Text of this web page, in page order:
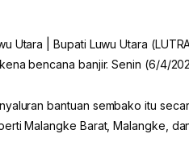
Utara | Bupati Luwu Utara
bencana banjir. Senin (6/4/
bantuan sembako itu
Malangke Barat, Malangke,